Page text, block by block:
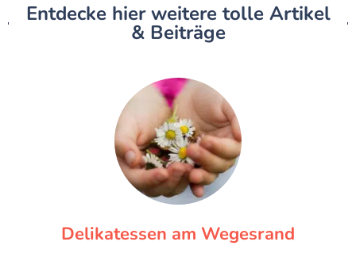
Entdecke hier weitere tolle Artikel
& Beiträge
Delikatessen am Wegesrand